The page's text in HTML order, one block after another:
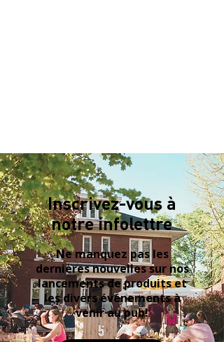
Ne manquez pas les
dernières nouvelles sur nos
lancements de produits et
les divers événements à
venir au pub!
Inscrivez-vous à
notre infolettre